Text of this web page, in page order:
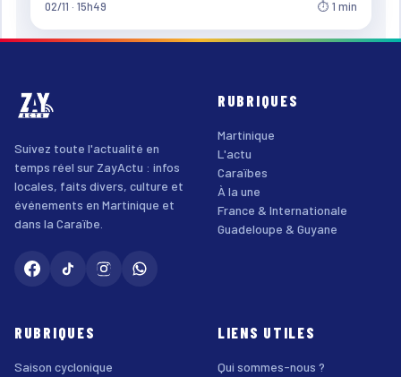
02/11 · 15h49 ⏱ 1 min
Suivez toute l'actualité en
temps réel sur ZayActu : infos
locales, faits divers, culture et
événements en Martinique et
dans la Caraïbe.
RUBRIQUES
Martinique
L'actu
Caraïbes
À la une
France & Internationale
Guadeloupe & Guyane
RUBRIQUES
Saison cyclonique
LIENS UTILES
Qui sommes-nous ?